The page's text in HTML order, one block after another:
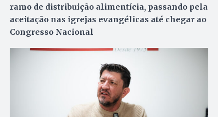
ramo de distribuição alimentícia, passando pela
aceitação nas igrejas evangélicas até chegar ao
Congresso Nacional